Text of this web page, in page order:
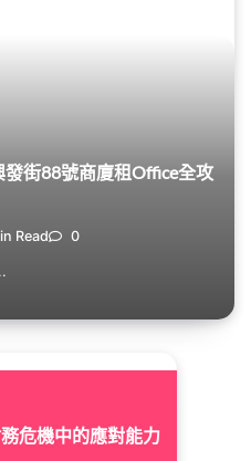
發街88號商廈租Office全攻
Read 0
危機中的應對能力